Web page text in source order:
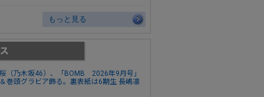
もっと見る
（乃木坂46）、「BOMB 2026年9月号」
巻頭グラビア飾る。裏表紙は6期生 長嶋凛